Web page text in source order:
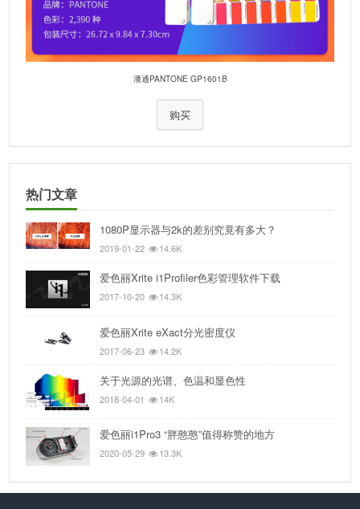
潘通PANTONE GP1601B
购买
热门文章
1080P显示器与2k的差别究竟有多大？
2019-01-22 14.6K
爱色丽Xrite i1Profiler色彩管理软件下载
2017-10-20 14.3K
爱色丽Xrite eXact分光密度仪
2017-06-23 14.2K
关于光源的光谱、色温和显色性
2018-04-01 14K
爱色丽i1Pro3 “胖憨憨”值得称赞的地方
2020-05-29 13.3K